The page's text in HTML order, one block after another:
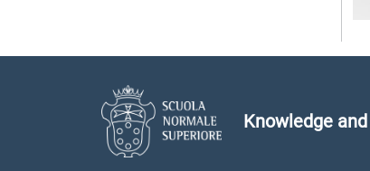
Knowledge